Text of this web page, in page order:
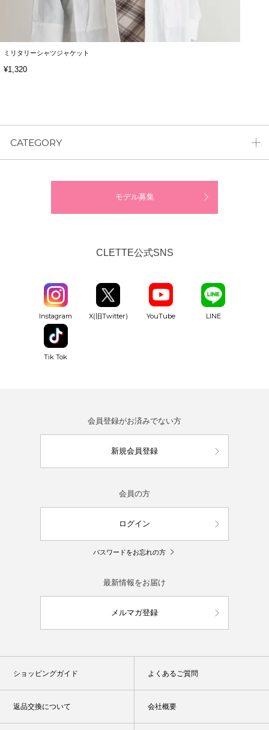
ミリタリーシャツジャケット
¥1,320
CATEGORY
モデル募集
CLETTE公式SNS
Instagram X(旧Twitter) YouTube LINE
Tik Tok
会員登録がお済みでない方
新規会員登録
会員の方
ログイン
パスワードをお忘れの方
最新情報をお届け
メルマガ登録
ショッピングガイド よくあるご質問
返品交換について 会社概要